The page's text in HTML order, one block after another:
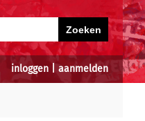
inloggen aanmelden